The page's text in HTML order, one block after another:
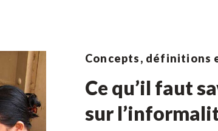
Concepts, définitions
Ce qu’il faut
sur